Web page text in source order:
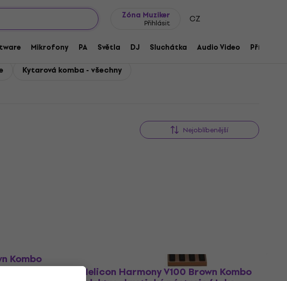
Zóna Muziker
Přihlásit CZ
Mikrofony PA Světla DJ Sluchátka Audio Video
Kytarová komba - všechny
Nejoblíbenější
Kombo
TC Helicon Harmony V100 Brown Kombo